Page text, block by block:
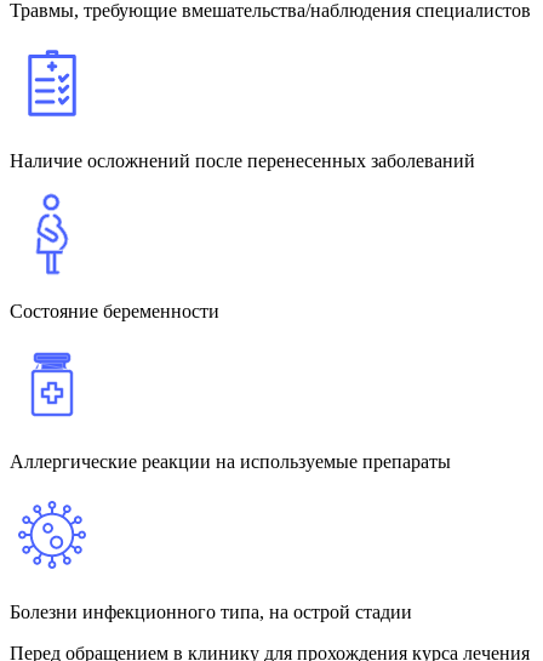
Травмы, требующие вмешательства/наблюдения специалистов
Наличие осложнений после перенесенных заболеваний
Состояние беременности
Аллергические реакции на используемые препараты
Болезни инфекционного типа, на острой стадии
Перед обращением в клинику для прохождения курса лечения